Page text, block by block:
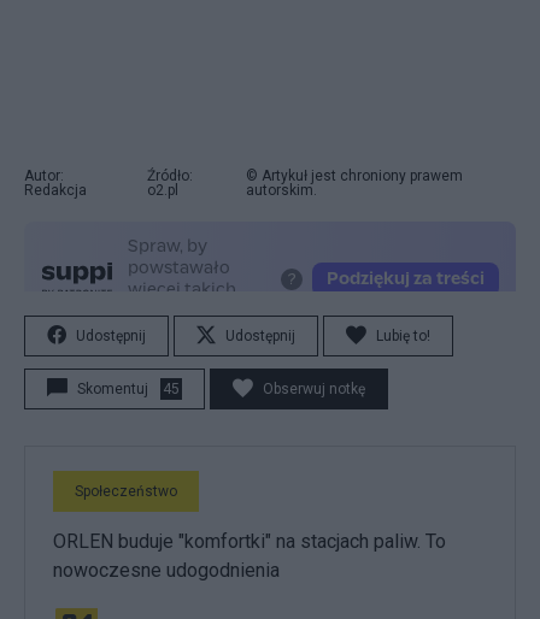
Autor:
Redakcja
Źródło:
o2.pl
© Artykuł jest chroniony prawem
autorskim.
Udostępnij Udostępnij Lubię to!
Skomentuj 45 Obserwuj notkę
Społeczeństwo
ORLEN buduje "komfortki" na stacjach paliw. To
nowoczesne udogodnienia